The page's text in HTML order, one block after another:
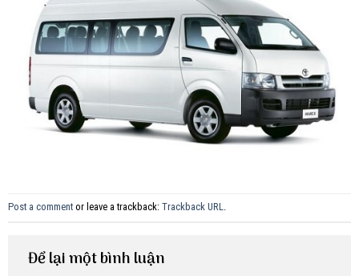
Post a comment or leave a trackback: Trackback URL
Để lại một bình luận